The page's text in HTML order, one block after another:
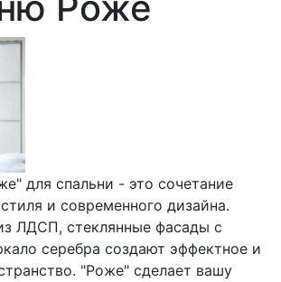
для спальни - это сочетание
и современного дизайна.
ЛДСП, стеклянные фасады с
серебра создают эффектное и
"Роже" сделает вашу